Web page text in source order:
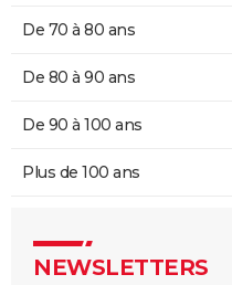
De 70 à 80 ans
De 80 à 90 ans
De 90 à 100 ans
Plus de 100 ans
NEWSLETTERS